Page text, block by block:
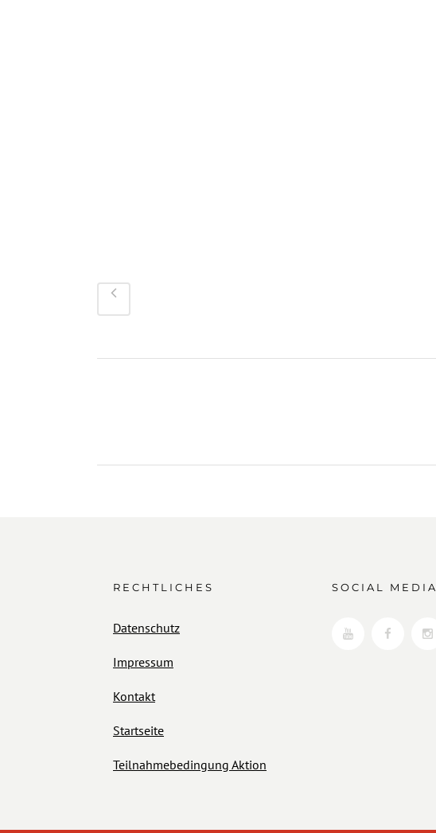
RECHTLICHES
Datenschutz
Impressum
Kontakt
Startseite
Teilnahmebedingung Aktion
SOCIAL MEDIA